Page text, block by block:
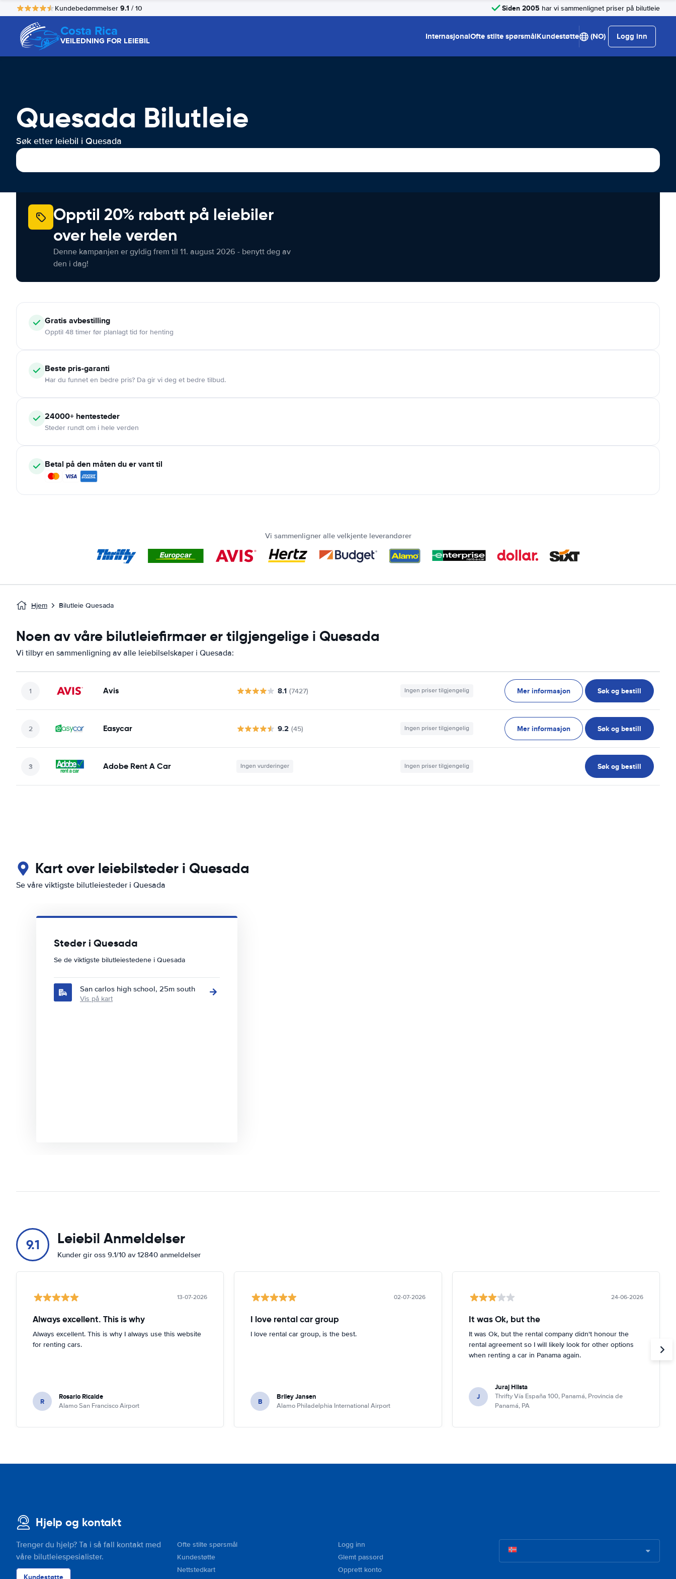
Kundebedømmelser 9.1 / 10 Siden 2005 har vi sammenlignet priser på bilutleie
Costa Rica
VEILEDNING FOR LEIEBIL InternasjonalOfte stilte spørsmålKundestøtte (NO) Logg inn
Quesada Bilutleie
Søk etter leiebil i Quesada
Opptil 20% rabatt på leiebiler
over hele verden
Denne kampanjen er gyldig frem til 11. august 2026 - benytt deg av
den i dag!
Gratis avbestilling
Opptil 48 timer før planlagt tid for henting
Beste pris-garanti
Har du funnet en bedre pris? Da gir vi deg et bedre tilbud.
24000+ hentesteder
Steder rundt om i hele verden
Betal på den måten du er vant til
Vi sammenligner alle velkjente leverandører
Hjem Bilutleie Quesada
Noen av våre bilutleiefirmaer er tilgjengelige i Quesada
Vi tilbyr en sammenligning av alle leiebilselskaper i Quesada:
Avis 8.1 (7427) Ingen priser tilgjengelig Mer informasjon Søk og bestill
Easycar 9.2 (45) Ingen priser tilgjengelig Mer informasjon Søk og bestill
Adobe Rent A Car Ingen vurderinger Ingen priser tilgjengelig Søk og bestill
Kart over leiebilsteder i Quesada
Se våre viktigste bilutleiesteder i Quesada
Steder i Quesada
Se de viktigste bilutleiestedene i Quesada
San carlos high school, 25m south
Vis på kart
9.1 Leiebil Anmeldelser
Kunder gir oss 9.1/10 av 12840 anmeldelser
13-07-2026
Always excellent. This is why
Always excellent. This is why I always use this website
for renting cars.
R Rosario Ricalde
Alamo San Francisco Airport
02-07-2026
I love rental car group
I love rental car group, is the best.
B Briley Jansen
Alamo Philadelphia International Airport
24-06-2026
It was Ok, but the
It was Ok, but the rental company didn't honour the
rental agreement so I will likely look for other options
when renting a car in Panama again.
J
Juraj Hlista
Thrifty Vía España 100, Panamá, Provincia de
Panamá, PA
Hjelp og kontakt
Trenger du hjelp? Ta i så fall kontakt med
våre bilutleiespesialister.
Kundestøtte
Ofte stilte spørsmål
Kundestøtte
Nettstedkart
Logg inn
Glemt passord
Opprett konto